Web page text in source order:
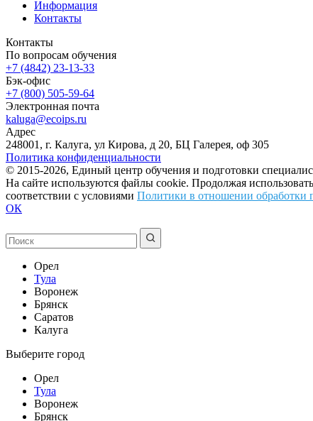
Информация
Контакты
Контакты
По вопросам обучения
+7 (4842) 23-13-33
Бэк-офис
+7 (800) 505-59-64
Электронная почта
kaluga@ecoips.ru
Адрес
248001, г. Калуга, ул Кирова, д 20, БЦ Галерея, оф 305
Политика конфиденциальности
© 2015-2026, Единый центр обучения и подготовки
На сайте используются файлы cookie. Продолжая
соответствии с условиями Политики в отношении обработки
ОК
Орел
Тула
Воронеж
Брянск
Саратов
Калуга
Выберите город
Орел
Тула
Воронеж
Брянск